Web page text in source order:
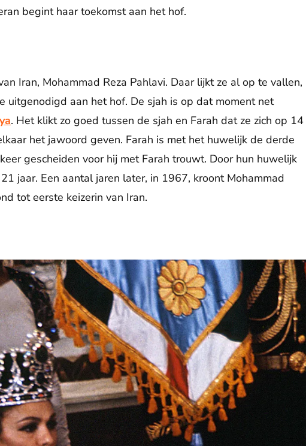
begint haar toekomst aan het hof.
Iran, Mohammad Reza Pahlavi. Daar lijkt ze al op te vallen,
uitgenodigd aan het hof. De sjah is op dat moment net
. Het klikt zo goed tussen de sjah en Farah dat ze zich op 14
het jawoord geven. Farah is met het huwelijk de derde
gescheiden voor hij met Farah trouwt. Door hun huwelijk
jaar. Een aantal jaren later, in 1967, kroont Mohammad
tot eerste keizerin van Iran.